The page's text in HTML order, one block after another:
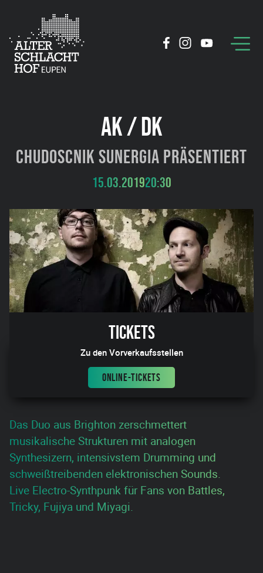
AK / DK
Chudoscnik Sunergia präsentiert
15.03.201920:30
Tickets
Zu den Vorverkaufsstellen
ONLINE-TICKETS
Das Duo aus Brighton zerschmettert
musikalische Strukturen mit analogen
Synthesizern, intensivstem Drumming und
schweißtreibenden elektronischen Sounds.
Live Electro-Synthpunk für Fans von Battles,
Tricky, Fujiya und Miyagi.